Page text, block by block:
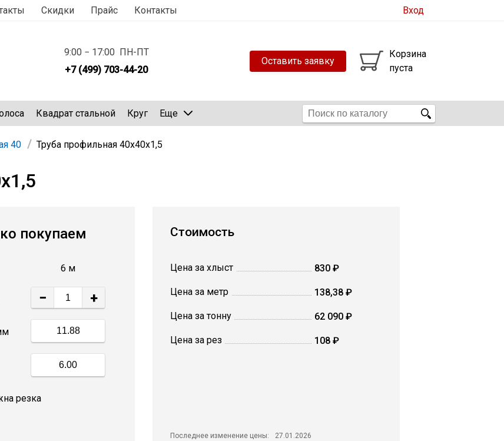
Скидки Прайс Контакты Вход
9:00 − 17:00 ПН-ПТ
+7 (499) 703-44-20
Корзина
пуста
Оставить заявку
Квадрат стальной Круг Еще
40 Труба профильная 40х40х1,5
покупаем
6 м
− +
резка
Стоимость
Цена за хлыст 830 ₽
Цена за метр 138,38 ₽
Цена за тонну 62 090 ₽
Цена за рез 108 ₽
Последнее изменение цены: 27.01.2026